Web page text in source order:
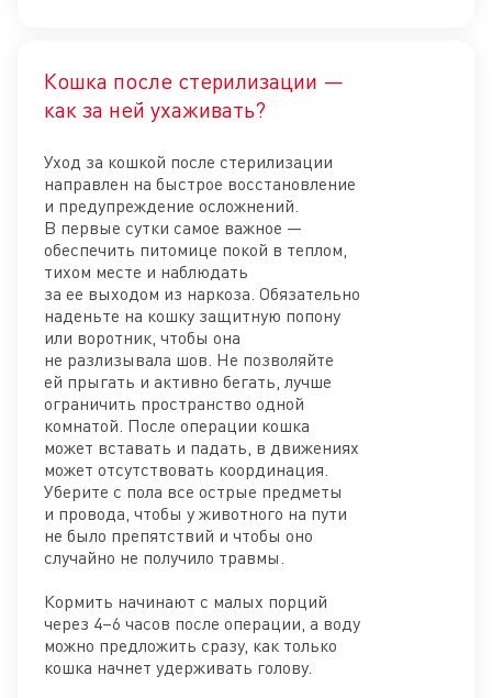
Кошка после стерилизации —
как за ней ухаживать?
Уход за кошкой после стерилизации
направлен на быстрое восстановление
и предупреждение осложнений.
В первые сутки самое важное —
обеспечить питомице покой в теплом,
тихом месте и наблюдать
за ее выходом из наркоза. Обязательно
наденьте на кошку защитную попону
или воротник, чтобы она
не разлизывала шов. Не позволяйте
ей прыгать и активно бегать, лучше
ограничить пространство одной
комнатой. После операции кошка
может вставать и падать, в движениях
может отсутствовать координация.
Уберите с пола все острые предметы
и провода, чтобы у животного на пути
не было препятствий и чтобы оно
случайно не получило травмы.
Кормить начинают с малых порций
через 4–6 часов после операции, а воду
можно предложить сразу, как только
кошка начнет удерживать голову.